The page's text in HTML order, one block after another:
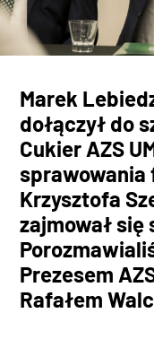
Marek
dołączył do
Cukier AZS
sprawowania
Krzysztofa
zajmował się
Prezesem
Rafałem